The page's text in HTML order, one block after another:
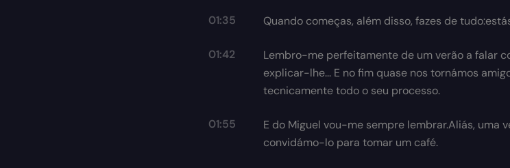
01:35 Quando começas, além disso, fazes de
01:42
Lembro-me perfeitamente de um verão a falar
explicar-lhe... E no fim quase nos tornámos
tecnicamente todo o seu processo.
01:55
E do Miguel vou-me sempre lembrar.Aliás, uma
convidámo-lo para tomar um café.